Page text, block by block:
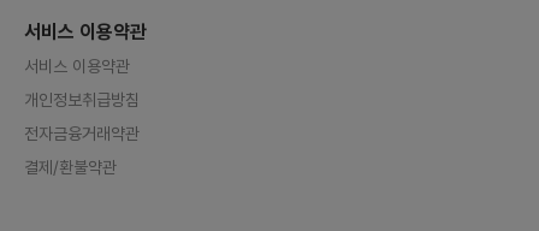
서비스 이용약관
서비스 이용약관
개인정보취급방침
전자금융거래약관
결제/환불약관